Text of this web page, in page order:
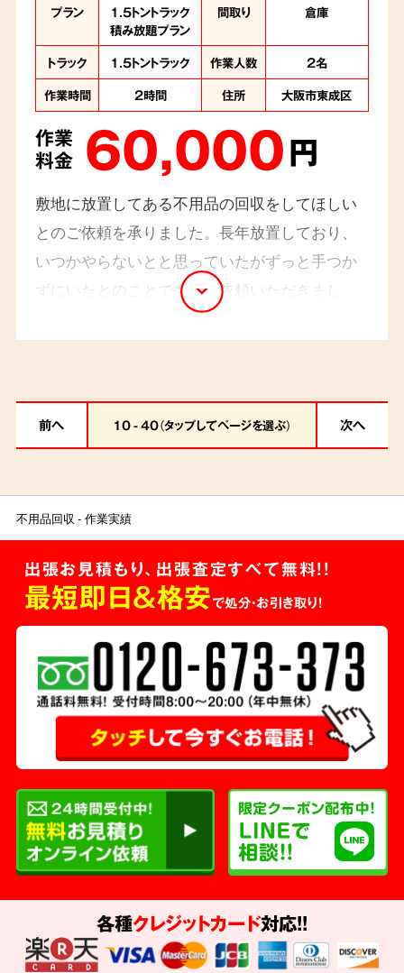
プラン
1.5トントラック
積み放題プラン
間取り 倉庫
トラック 1.5トントラック 作業人数
2名
作業時間
2時間 住所 大阪市東成区
作業
料金 60,000円
敷地に放置してある不用品の回収をしてほしい
とのご依頼を承りました。長年放置しており、
いつかやらないとと思っていたがずっと手つか
ずにいたとのことで今回ご依頼いただきまし
た。片付けようと思ってはいるがやらずに長引
かしてしまうことは多々ありますよね。今回の
「今回を機に！！」と、思いましたら是非お問い
合わせお待ちしております。
前へ 10 - 40（タップしてページを選ぶ） 次へ
不用品回収 作業実績
出張お見積もり、出張査定すべて無料!!
最短即日＆格安で処分・お引き取り！
各種クレジットカード対応!!